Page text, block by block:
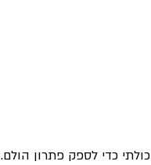
כדי לספק פתרון הולם.